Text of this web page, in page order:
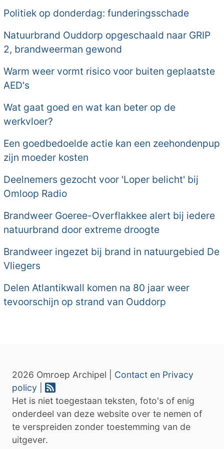
Politiek op donderdag: funderingsschade
Natuurbrand Ouddorp opgeschaald naar GRIP
2, brandweerman gewond
Warm weer vormt risico voor buiten geplaatste
AED's
Wat gaat goed en wat kan beter op de
werkvloer?
Een goedbedoelde actie kan een zeehondenpup
zijn moeder kosten
Deelnemers gezocht voor 'Loper belicht' bij
Omloop Radio
Brandweer Goeree-Overflakkee alert bij iedere
natuurbrand door extreme droogte
Brandweer ingezet bij brand in natuurgebied De
Vliegers
Delen Atlantikwall komen na 80 jaar weer
tevoorschijn op strand van Ouddorp
2026 Omroep Archipel | Contact en Privacy
policy
Het is niet toegestaan teksten, foto's of enig
onderdeel van deze website over te nemen of
te verspreiden zonder toestemming van de
uitgever.